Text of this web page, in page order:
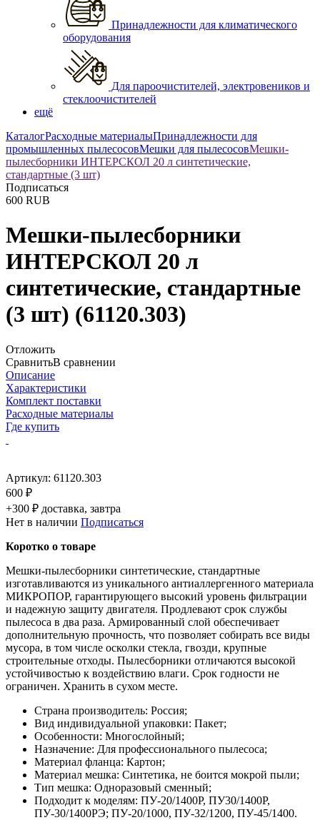
Принадлежности для климатического
оборудования
Для пароочистителей, электровеников и
стеклоочистителей
ещё
КаталогРасходные материалыПринадлежности для
промышленных пылесосовМешки для пылесосовМешки-
пылесборники ИНТЕРСКОЛ 20 л синтетические,
стандартные (3 шт)
Подписаться
600 RUB
Мешки-пылесборники
ИНТЕРСКОЛ 20 л
синтетические, стандартные
(3 шт) (61120.303)
Отложить
СравнитьВ сравнении
Описание
Характеристики
Комплект поставки
Расходные материалы
Где купить
Артикул: 61120.303
600 ₽
+300 ₽ доставка, завтра
Нет в наличии Подписаться
Коротко о товаре
Мешки-пылесборники синтетические, стандартные
изготавливаются из уникального антиаллергенного материала
МИКРОПОР, гарантирующего высокий уровень фильтрации
и надежную защиту двигателя. Продлевают срок службы
пылесоса в два раза. Армированный слой обеспечивает
дополнительную прочность, что позволяет собирать все виды
мусора, в том числе осколки стекла, гвозди, крупные
строительные отходы. Пылесборники отличаются высокой
устойчивостью к воздействию влаги. Срок годности не
ограничен. Хранить в сухом месте.
Страна производитель: Россия;
Вид индивидуальной упаковки: Пакет;
Особенности: Многослойный;
Назначение: Для профессионального пылесоса;
Материал фланца: Картон;
Материал мешка: Синтетика, не боится мокрой пыли;
Тип мешка: Одноразовый сменный;
Подходит к моделям: ПУ-20/1400Р, ПУ30/1400Р,
ПУ-30/1400РЭ; ПУ-20/1000, ПУ-32/1200, ПУ-45/1400.